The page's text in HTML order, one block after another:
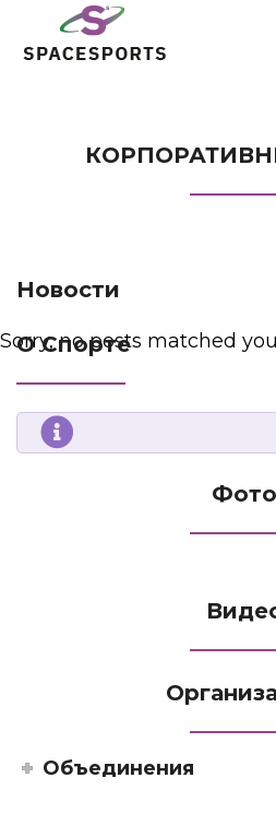
Новости
Sorry, no posts matched
О Спорте
Фото
Объединения